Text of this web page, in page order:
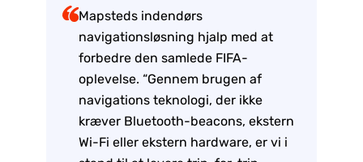
Mapsteds indendørs
navigationsløsning hjalp med at
forbedre den samlede FIFA-
oplevelse. “Gennem brugen af
navigations teknologi, der ikke
kræver Bluetooth-beacons, ekstern
Wi-Fi eller ekstern hardware, er vi i